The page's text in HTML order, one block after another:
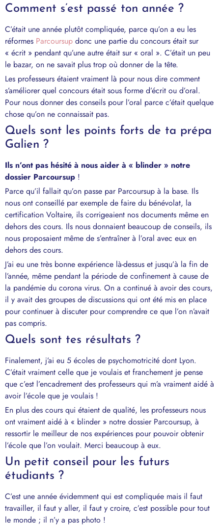
Comment s’est passé ton année ?
C’était une année plutôt compliquée, parce qu’on a eu les
réformes Parcoursup donc une partie du concours était sur
« écrit » pendant qu’une autre était sur « oral ». C’était un peu
le bazar, on ne savait plus trop où donner de la tête.
Les professeurs étaient vraiment là pour nous dire comment
s’améliorer quel concours était sous forme d’écrit ou d’oral.
Pour nous donner des conseils pour l’oral parce c’était quelque
chose qu’on ne connaissait pas.
Quels sont les points forts de ta prépa
Galien ?
Ils n’ont pas hésité à nous aider à « blinder » notre
dossier Parcoursup !
Parce qu’il fallait qu’on passe par Parcoursup à la base. Ils
nous ont conseillé par exemple de faire du bénévolat, la
certification Voltaire, ils corrigeaient nos documents même en
dehors des cours. Ils nous donnaient beaucoup de conseils, ils
nous proposaient même de s’entraîner à l’oral avec eux en
dehors des cours.
J’ai eu une très bonne expérience là-dessus et jusqu’à la fin de
l’année, même pendant la période de confinement à cause de
la pandémie du corona virus. On a continué à avoir des cours,
il y avait des groupes de discussions qui ont été mis en place
pour continuer à discuter pour comprendre ce que l’on n’avait
pas compris.
Quels sont tes résultats ?
Finalement, j’ai eu 5 écoles de psychomotricité dont Lyon.
C’était vraiment celle que je voulais et franchement je pense
que c’est l’encadrement des professeurs qui m’a vraiment aidé à
avoir l’école que je voulais !
En plus des cours qui étaient de qualité, les professeurs nous
ont vraiment aidé à « blinder » notre dossier Parcoursup, à
ressortir le meilleur de nos expériences pour pouvoir obtenir
l’école que l’on voulait. Merci beaucoup à eux.
Un petit conseil pour les futurs
étudiants ?
C’est une année évidemment qui est compliquée mais il faut
travailler, il faut y aller, il faut y croire, c’est possible pour tout
le monde ; il n’y a pas photo !